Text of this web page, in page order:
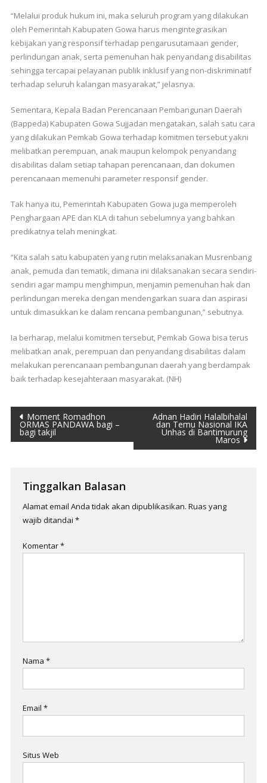
“Melalui produk hukum ini, maka seluruh program yang dilakukan
oleh Pemerintah Kabupaten Gowa harus mengintegrasikan
kebijakan yang responsif terhadap pengarusutamaan gender,
perlindungan anak, serta pemenuhan hak penyandang disabilitas
sehingga tercapai pelayanan publik inklusif yang non-diskriminatif
terhadap seluruh kalangan masyarakat,” jelasnya.
Sementara, Kepala Badan Perencanaan Pembangunan Daerah
(Bappeda) Kabupaten Gowa Sujjadan mengatakan, salah satu cara
yang dilakukan Pemkab Gowa terhadap komitmen tersebut yakni
melibatkan perempuan, anak maupun kelompok penyandang
disabilitas dalam setiap tahapan perencanaan, dan dokumen
perencanaan memenuhi parameter responsif gender.
Tak hanya itu, Pemerintah Kabupaten Gowa juga memperoleh
Penghargaan APE dan KLA di tahun sebelumnya yang bahkan
predikatnya telah meningkat.
“Kita salah satu kabupaten yang rutin melaksanakan Musrenbang
anak, pemuda dan tematik, dimana ini dilaksanakan secara sendiri-
sendiri agar mampu menghimpun, menjamin pemenuhan hak dan
perlindungan mereka dengan mendengarkan suara dan aspirasi
untuk dimasukkan ke dalam rencana pembangunan,” sebutnya.
Ia berharap, melalui komitmen tersebut, Pemkab Gowa bisa terus
melibatkan anak, perempuan dan penyandang disabilitas dalam
melakukan perencanaan pembangunan daerah yang berdampak
baik terhadap kesejahteraan masyarakat. (NH)
Navigasi
pos
Moment Romadhon
ORMAS PANDAWA bagi –
bagi takjil
Adnan Hadiri Halalbihalal
dan Temu Nasional IKA
Unhas di Bantimurung
Maros
Tinggalkan Balasan
Alamat email Anda tidak akan dipublikasikan. Ruas yang
wajib ditandai *
Komentar*
Nama *
Email *
Situs Web